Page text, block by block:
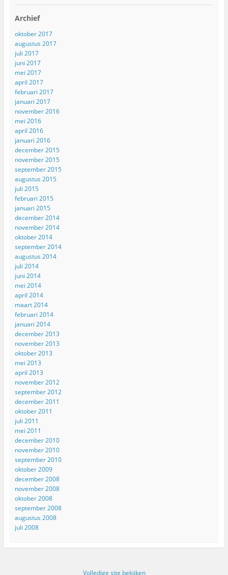
Archief
oktober 2017
augustus 2017
juli 2017
juni 2017
mei 2017
april 2017
februari 2017
januari 2017
november 2016
mei 2016
april 2016
januari 2016
december 2015
november 2015
september 2015
augustus 2015
juli 2015
februari 2015
januari 2015
december 2014
november 2014
oktober 2014
september 2014
augustus 2014
juli 2014
juni 2014
mei 2014
april 2014
maart 2014
februari 2014
januari 2014
december 2013
november 2013
oktober 2013
mei 2013
april 2013
november 2012
september 2012
december 2011
oktober 2011
juli 2011
mei 2011
december 2010
november 2010
september 2010
oktober 2009
december 2008
november 2008
oktober 2008
september 2008
augustus 2008
juli 2008
Volledige site bekijken